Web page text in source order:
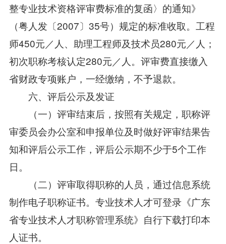
整专业技术资格评审费标准的复函〉的通知》
（粤人发〔2007〕35号）规定的标准收取。工程
师450元／人、助理工程师及技术员280元／人；
初次职称考核认定280元／人。评审费直接缴入
省财政专项账户，一经缴纳，不予退款。
六、评后公示及发证
（一）评审结束后，按照有关规定，职称评
审委员会办公室和申报单位及时做好评审结果告
知和评后公示工作，评后公示期不少于5个工作
日。
（二）评审取得职称的人员，通过信息系统
制作电子职称证书。专业技术人才可登录《广东
省专业技术人才职称管理系统》自行下载打印本
人证书。